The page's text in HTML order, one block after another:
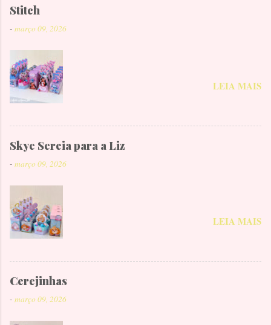
Stitch
- março 09, 2026
LEIA MAIS
Skye Sereia para a Liz
- março 09, 2026
LEIA MAIS
Cerejinhas
- março 09, 2026